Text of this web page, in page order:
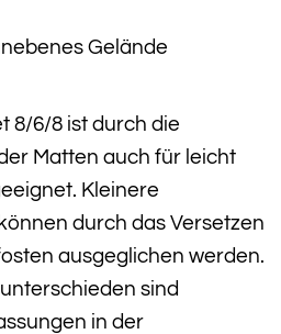
Gelände
8/6/8 ist durch die
Matten auch für leicht
Kleinere
durch das Versetzen
ausgeglichen werden.
sind
in der